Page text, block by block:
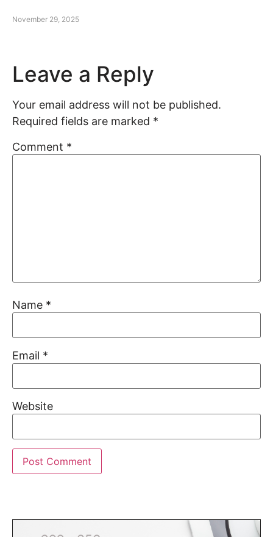
November 29, 2025
Leave a Reply
Your email address will not be published.
Required fields are marked *
Comment *
Name *
Email *
Website